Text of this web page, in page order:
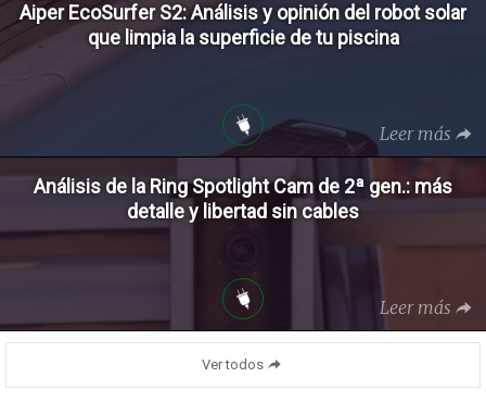
Aiper EcoSurfer S2: Análisis y opinión del robot solar
que limpia la superficie de tu piscina
Leer más
Análisis de la Ring Spotlight Cam de 2ª gen.: más
detalle y libertad sin cables
Leer más
Ver todos